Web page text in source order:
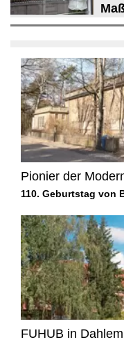
Pionier der
110. Geburtstag von
FUHUB in